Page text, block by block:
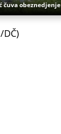
čuva obeznedjenje